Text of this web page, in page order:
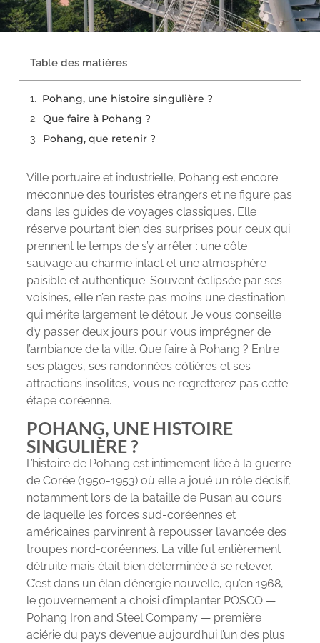
Table des matières
Pohang, une histoire singulière ?
Que faire à Pohang ?
Pohang, que retenir ?
Ville portuaire et industrielle, Pohang est encore
méconnue des touristes étrangers et ne figure pas
dans les guides de voyages classiques. Elle
réserve pourtant bien des surprises pour ceux qui
prennent le temps de s’y arrêter : une côte
sauvage au charme intact et une atmosphère
paisible et authentique. Souvent éclipsée par ses
voisines, elle n’en reste pas moins une destination
qui mérite largement le détour. Je vous conseille
d’y passer deux jours pour vous imprégner de
l’ambiance de la ville. Que faire à Pohang ? Entre
ses plages, ses randonnées côtières et ses
attractions insolites, vous ne regretterez pas cette
étape coréenne.
POHANG, UNE HISTOIRE
SINGULIÈRE ?
L’histoire de Pohang est intimement liée à la guerre
de Corée (1950-1953) où elle a joué un rôle décisif,
notamment lors de la bataille de Pusan au cours
de laquelle les forces sud-coréennes et
américaines parvinrent à repousser l’avancée des
troupes nord-coréennes. La ville fut entièrement
détruite mais était bien déterminée à se relever.
C’est dans un élan d’énergie nouvelle, qu’en 1968,
le gouvernement a choisi d’implanter POSCO —
Pohang Iron and Steel Company — première
aciérie du pays devenue aujourd’hui l’un des plus